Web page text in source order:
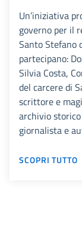
Un’iniziativa
governo per il
Santo Stefano
partecipano:
Silvia Costa,
del carcere di
scrittore e
archivio
giornalista e
SCOPRI TUTTO